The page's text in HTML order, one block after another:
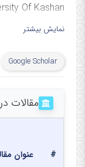
Of Kashan
نمایش بیشتر
Google Scholar
مقالات
# عنوان